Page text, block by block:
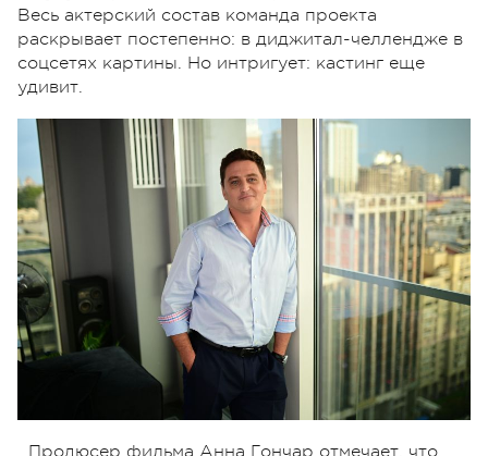
Весь актерский состав команда проекта
раскрывает постепенно: в диджитал-челлендже в
соцсетях картины. Но интригует: кастинг еще
удивит.
Продюсер фильма Анна Гончар отмечает, что